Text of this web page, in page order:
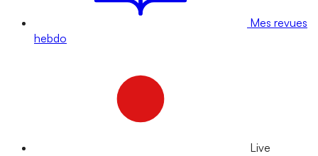
Mes revues
hebdo
Live